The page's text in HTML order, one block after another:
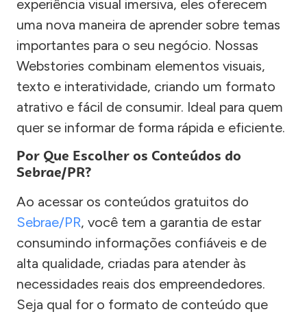
experiência visual imersiva, eles oferecem
uma nova maneira de aprender sobre temas
importantes para o seu negócio. Nossas
Webstories combinam elementos visuais,
texto e interatividade, criando um formato
atrativo e fácil de consumir. Ideal para quem
quer se informar de forma rápida e eficiente.
Por Que Escolher os Conteúdos do
Sebrae/PR?
Ao acessar os conteúdos gratuitos do
Sebrae/PR, você tem a garantia de estar
consumindo informações confiáveis e de
alta qualidade, criadas para atender às
necessidades reais dos empreendedores.
Seja qual for o formato de conteúdo que